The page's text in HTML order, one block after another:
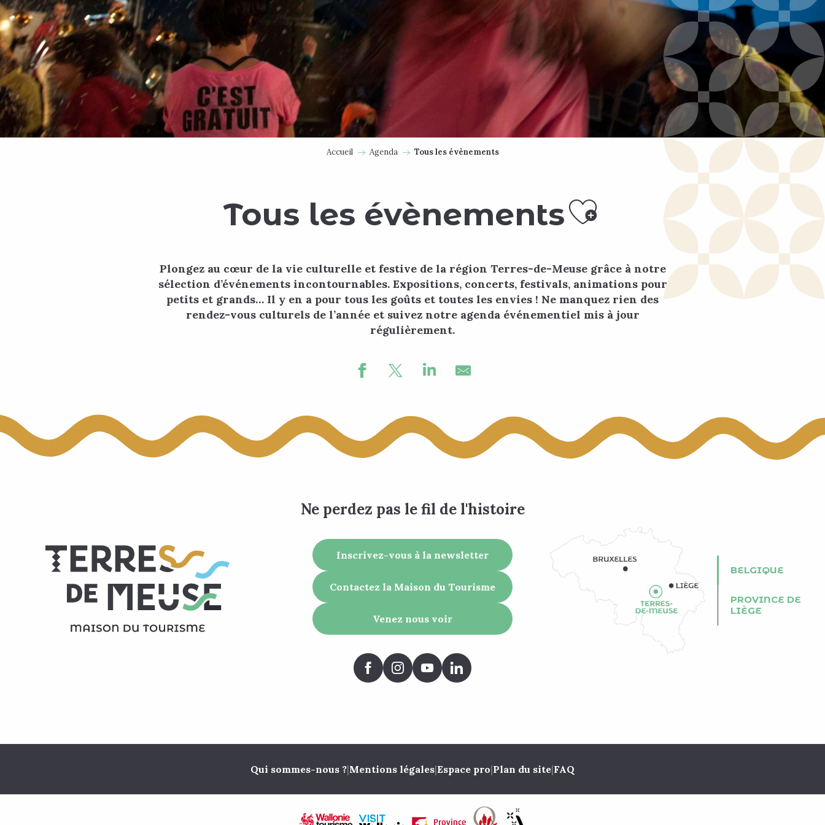
Accueil Agenda Tous les évènements
Tous les évènementsAjouter aux
Plongez au cœur de la vie culturelle et festive de la région Terres-de-Meuse grâce à notre
sélection d’événements incontournables. Expositions, concerts, festivals, animations pour
petits et grands… Il y en a pour tous les goûts et toutes les envies ! Ne manquez rien des
rendez-vous culturels de l’année et suivez notre agenda événementiel mis à jour
régulièrement.
Une erreur s'est produite
Foire du 15 août à Huy
Aquahuy summer
Home Made Music Festival
Apéro au coeur du vignoble du "Clos de la Buissière"
Ne perdez pas le fil de l'histoire
Inscrivez-vous à la newsletter
Contactez la Maison du Tourisme
Venez nous voir
BELGIQUE
PROVINCE DE
LIÈGE
Qui sommes-nous ?|Mentions légales|Espace pro|Plan du site|FAQ